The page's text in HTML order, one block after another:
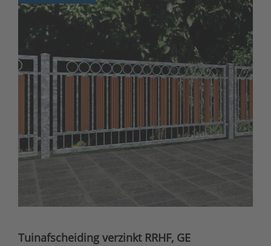
Tuinafscheiding verzinkt RRHF, GE